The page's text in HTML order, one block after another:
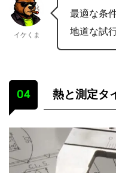
イケくま
最適な条
地道な試
熱と測定タ